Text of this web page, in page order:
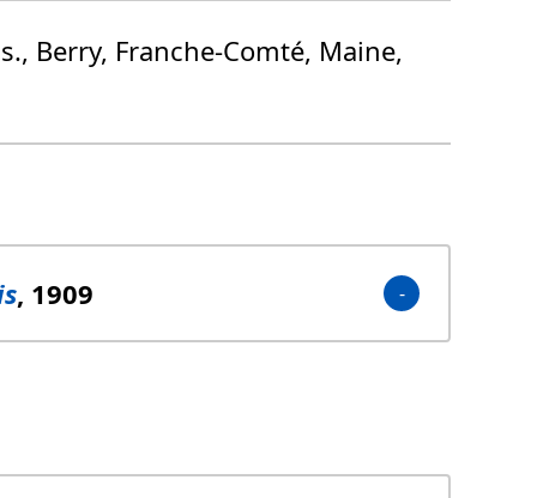
Berry, Franche-Comté, Maine,
, 1909